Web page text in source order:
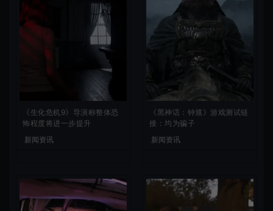
《生化危机9》导演称整体恐
怖程度将进一步提升
新闻资讯
《黑神话：钟馗》游戏测试链
接：均为骗子
新闻资讯